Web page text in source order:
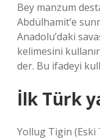
Bey manzum
Abdülhamit’e
Anadolu’daki
kelimesini
der. Bu ifadeyi
İlk Türk
Yollug Tigin (Eski